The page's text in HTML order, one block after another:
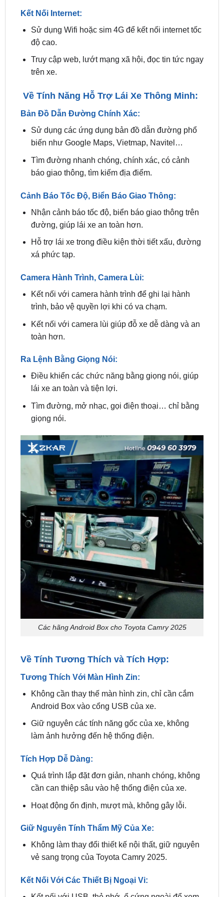
độ cao.
Truy cập web, lướt mạng xã hội, đọc tin tức ngay
trên xe.
Về Tính Năng Hỗ Trợ Lái Xe Thông Minh:
biến như Google Maps, Vietmap, Navitel…
Tìm đường nhanh chóng, chính xác, có cảnh
báo giao thông, tìm kiếm địa điểm.
Cảnh Báo Tốc Độ, Biển Báo Giao Thông:
đường, giúp lái xe an toàn hơn.
Hỗ trợ lái xe trong điều kiện thời tiết xấu, đường
xá phức tạp.
Camera Hành Trình, Camera Lùi:
trình, bảo vệ quyền lợi khi có va chạm.
Kết nối với camera lùi giúp đỗ xe dễ dàng và an
toàn hơn.
Ra Lệnh Bằng Giọng Nói:
lái xe an toàn và tiện lợi.
Tìm đường, mở nhạc, gọi điện thoại… chỉ bằng
giọng nói.
Các hãng Android Box cho Toyota Camry 2025
Về Tính Tương Thích và Tích Hợp:
Android Box vào cổng USB của xe.
Giữ nguyên các tính năng gốc của xe, không
làm ảnh hưởng đến hệ thống điện.
Tích Hợp Dễ Dàng:
cần can thiệp sâu vào hệ thống điện của xe.
Hoạt động ổn định, mượt mà, không gây lỗi.
Giữ Nguyên Tính Thẩm Mỹ Của Xe:
vẻ sang trọng của Toyota Camry 2025.
Kết Nối Với Các Thiết Bị Ngoại Vi:
phim, nghe nhạc.